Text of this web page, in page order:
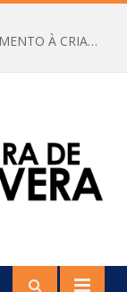
CHAMAMENTO PÚBLICO Nº 01/2026 – FOMENTO À CRIAÇÃO E A CIRCULAÇÃO DE PRODUÇÕES CULTURAIS – Aldir Blanc